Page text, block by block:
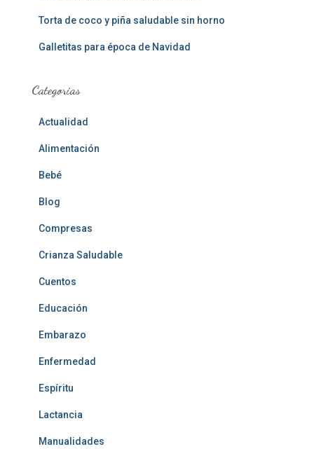
Torta de coco y piña saludable sin horno
Galletitas para época de Navidad
Categorias
Actualidad
Alimentación
Bebé
Blog
Compresas
Crianza Saludable
Cuentos
Educación
Embarazo
Enfermedad
Espíritu
Lactancia
Manualidades